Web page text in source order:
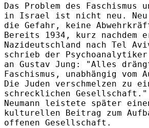
Das Problem des Faschismus
in Israel ist nicht neu.
die Gefahr, keine
Bereits 1934, kurz nachdem
Nazideutschland nach Tel
schrieb der Psychoanalytiker
an Gustav Jung: "Alles
Faschismus, unabhängig vom
Die Juden verschmelzen zu
schrecklichen Gesellschaft."
Neumann leistete später
kulturellen Beitrag zum
offenen Gesellschaft.